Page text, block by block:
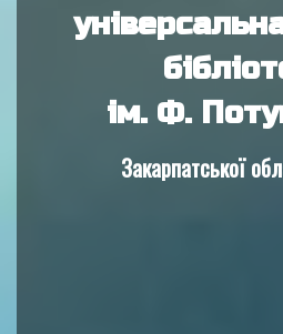
ім. Ф.
Закарпатської